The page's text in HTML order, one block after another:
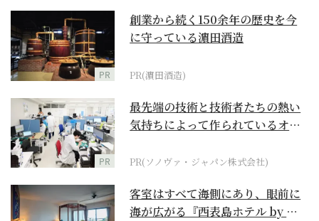
PR
創業から続く150余年の歴史を今
に守っている濵田酒造
PR(濵田酒造)
PR
最先端の技術と技術者たちの熱い
気持ちによって作られているオー
PR(ソノヴァ・ジャパン株式会社)
客室はすべて海側にあり、眼前に
海が広がる『西表島ホテル by 星